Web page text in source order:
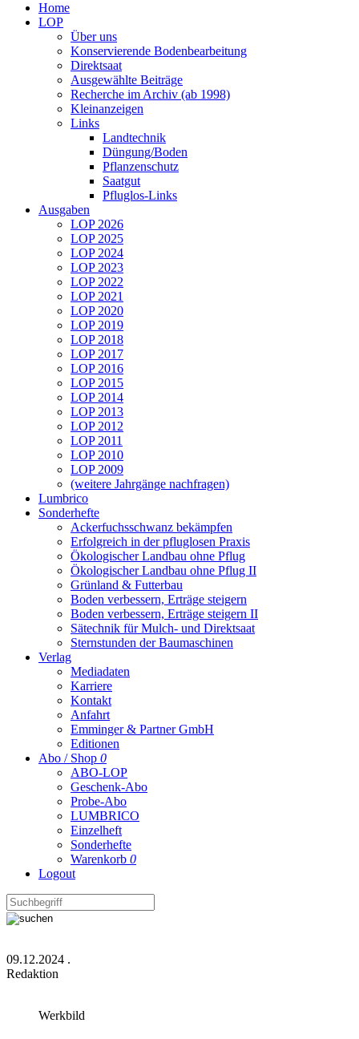
Home
LOP
Über uns
Konservierende Bodenbearbeitung
Direktsaat
Ausgewählte Beiträge
Recherche im Archiv (ab 1998)
Kleinanzeigen
Links
Landtechnik
Düngung/Boden
Pflanzenschutz
Saatgut
Pfluglos-Links
Ausgaben
LOP 2026
LOP 2025
LOP 2024
LOP 2023
LOP 2022
LOP 2021
LOP 2020
LOP 2019
LOP 2018
LOP 2017
LOP 2016
LOP 2015
LOP 2014
LOP 2013
LOP 2012
LOP 2011
LOP 2010
LOP 2009
(weitere Jahrgänge nachfragen)
Lumbrico
Sonderhefte
Ackerfuchsschwanz bekämpfen
Erfolgreich in der pfluglosen Praxis
Ökologischer Landbau ohne Pflug
Ökologischer Landbau ohne Pflug II
Grünland & Futterbau
Boden verbessern, Erträge steigern
Boden verbessern, Erträge steigern II
Sätechnik für Mulch- und Direktsaat
Sternstunden der Baumaschinen
Verlag
Mediadaten
Karriere
Kontakt
Anfahrt
Emminger & Partner GmbH
Editionen
Abo / Shop 0
ABO-LOP
Geschenk-Abo
Probe-Abo
LUMBRICO
Einzelheft
Sonderhefte
Warenkorb 0
Logout
09.12.2024 .
Redaktion
Werkbild